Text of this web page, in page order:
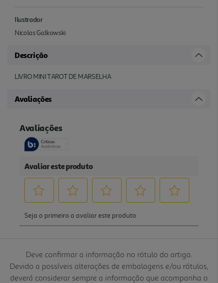
Ilustrador
Nicolas Galkowski
Descrição
LIVRO MINI TAROT DE MARSELHA
Avaliações
Deve confirmar a informação no rótulo do artigo.
Devido a possíveis alterações de embalagens e/ou rótulos,
deverá considerar sempre a informação que acompanha o